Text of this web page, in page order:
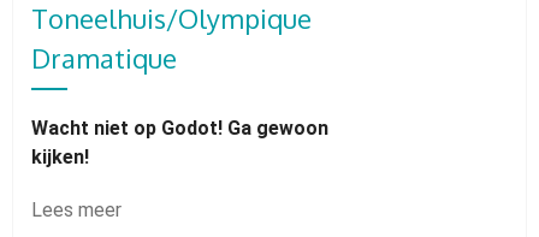
Toneelhuis/Olympique
Dramatique
Wacht niet op Godot! Ga gewoon
kijken!
Lees meer